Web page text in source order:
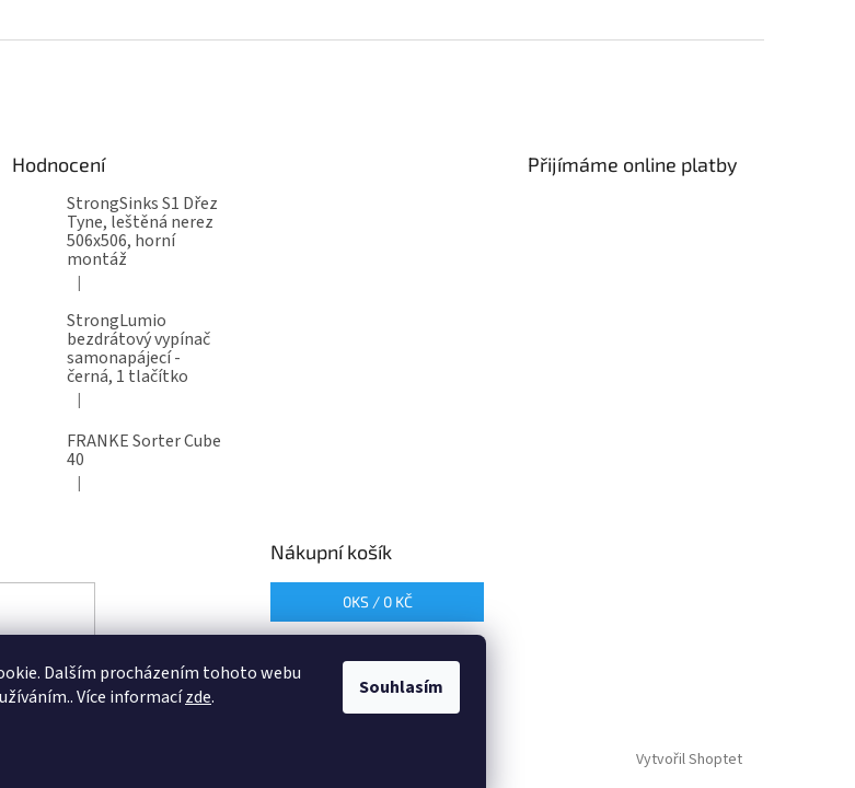
Dalším procházením tohoto webu
Více informacízde. Souhlasím
Hodnocení
StrongSinks S1 Dřez
Tyne, leštěná nerez
506x506, horní
montáž
Hodnocení produktu je 5 z 5 hvězdiček.
|
StrongLumio
bezdrátový vypínač
samonapájecí -
černá, 1 tlačítko
Hodnocení produktu je 4 z 5 hvězdiček.
|
FRANKE Sorter Cube
40
Hodnocení produktu je 3 z 5 hvězdiček.
|
Přijímáme online platby
Nákupní košík
0KS / 0 KČ
Vytvořil Shoptet